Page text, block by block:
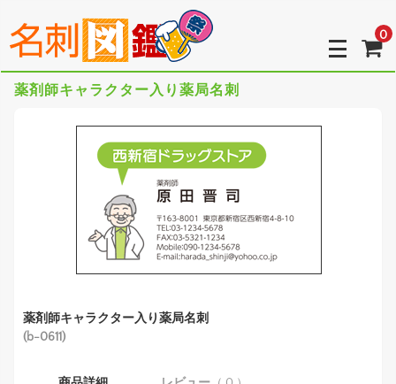
0
薬剤師キャラクター入り薬局名刺
薬剤師キャラクター入り薬局名刺
(b-0611)